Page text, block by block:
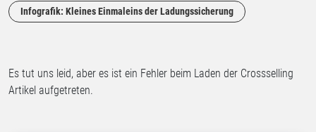
Infografik: Kleines Einmaleins der Ladungssicherung
Es tut uns leid, aber es ist ein Fehler beim Laden der Crossselling
Artikel aufgetreten.